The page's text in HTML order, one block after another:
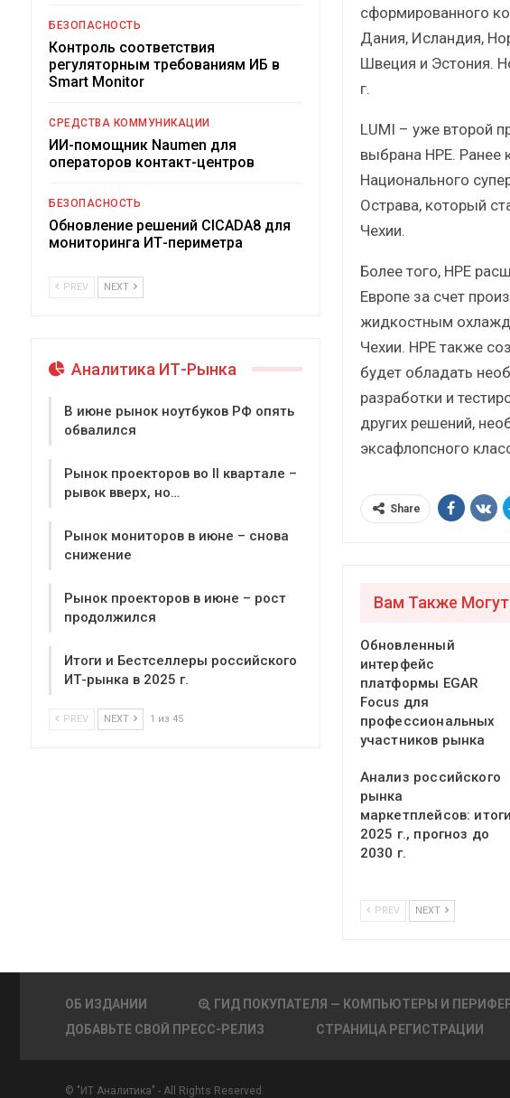
сформированного
Дания, Исландия,
Швеция и Эстония.
г.
LUMI – уже второй
выбрана HPE. Ранее
Национального
Острава, который
Чехии.
Более того, HPE
Европе за счет
жидкостным
Чехии. HPE также
будет обладать
разработки и
других решений,
эксафлопсного
Share
Вам Также
Обновленный
интерфейс
платформы EGAR
Focus для
профессиональных
участников рынка
Анализ российского
рынка
маркетплейсов: итоги
2025 г., прогноз до
2030 г.
PREV NEXT
БЕЗОПАСНОСТЬ
Контроль соответствия
регуляторным требованиям ИБ в
Smart Monitor
СРЕДСТВА КОММУНИКАЦИИ
ИИ-помощник Naumen для
операторов контакт-центров
БЕЗОПАСНОСТЬ
Обновление решений CICADA8 для
мониторинга ИТ-периметра
PREV NEXT
Аналитика ИТ-Рынка
В июне рынок ноутбуков РФ опять
обвалился
Рынок проекторов во II квартале –
рывок вверх, но…
Рынок мониторов в июне – снова
снижение
Рынок проекторов в июне – рост
продолжился
Итоги и Бестселлеры российского
ИТ-рынка в 2025 г.
PREV NEXT 1 из 45
ОБ ИЗДАНИИ ГИД ПОКУПАТЕЛЯ — КОМПЬЮТЕРЫ И
ДОБАВЬТЕ СВОЙ ПРЕСС-РЕЛИЗ
СТРАНИЦА РЕГИСТРАЦИИ
© "ИТ Аналитика" - All Rights Reserved.